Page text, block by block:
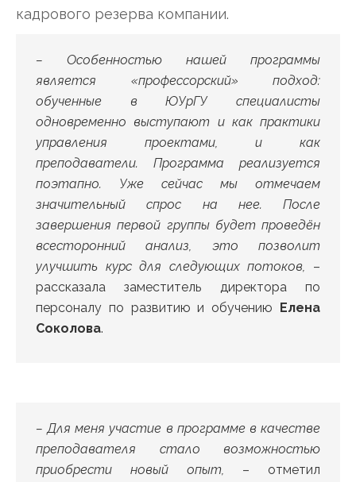
кадрового резерва компании.
– Особенностью нашей программы
является «профессорский» подход:
обученные в ЮУрГУ специалисты
одновременно выступают и как практики
управления проектами, и как
преподаватели. Программа реализуется
поэтапно. Уже сейчас мы отмечаем
значительный спрос на нее. После
завершения первой группы будет проведён
всесторонний анализ, это позволит
улучшить курс для следующих потоков, –
рассказала заместитель директора по
персоналу по развитию и обучению Елена
Соколова.
– Для меня участие в программе в качестве
преподавателя стало возможностью
приобрести новый опыт, – отметил